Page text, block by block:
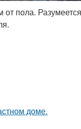
пола.
доме.